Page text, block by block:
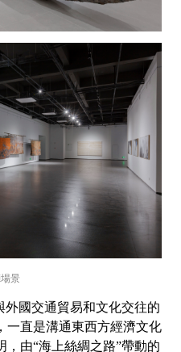
景
外國交通貿易和文化交往的
一直是溝通東西方經濟文化
由“海上絲綢之路”帶動的